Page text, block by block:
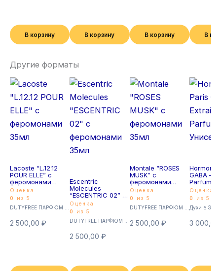
В корзину В корзину В корзину В
Другие форматы
Lacoste “L.12.12
POUR ELLE” с
феромонами
35мл
Оценка
0
из 5
2 500,00 ₽
Escentric
Molecules
“ESCENTRIC 02” с
феромонами
35мл
Оценка
0
из 5
2 500,00₽
Montale “ROSES
MUSK” с
феромонами
35мл
Оценка
0
из 5
2 500,00 ₽
Духи в
Hormone
GABA –
Parfum
Унисекс
Оценка
0
из 5
3 000,00